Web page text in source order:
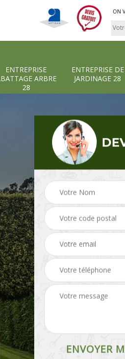
ON
ENTREPRISE
ARBRE
28
ENTREPRISE DE
JARDINAGE 28
28 Eure-et-
Loir
Entreprise